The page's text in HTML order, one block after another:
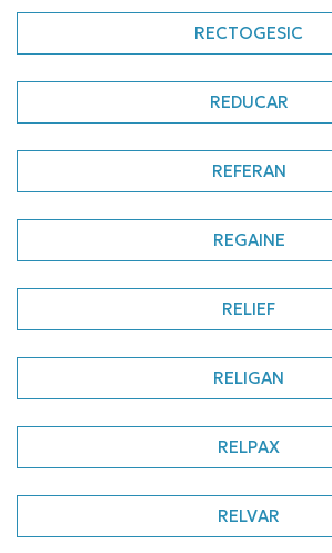
RECTOGESIC
REDUCAR
REFERAN
REGAINE
RELIEF
RELIGAN
RELPAX
RELVAR